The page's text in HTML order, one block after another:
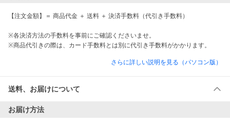
【注文金額】＝ 商品代金 ＋ 送料 ＋ 決済手数料（代引き手数料）
※各決済方法の手数料を事前にご確認くださいませ。
※商品代引きの際は、カード手数料とは別に代引き手数料がかかります。
さらに詳しい説明を見る（パソコン版）
送料、お届けについて
お届け方法